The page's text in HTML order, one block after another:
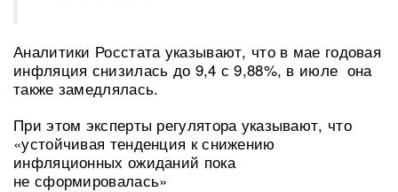
Аналитики Росстата указывают, что в мае годовая
инфляция снизилась до 9,4 с 9,88%, в июле она
также замедлялась.
При этом эксперты регулятора указывают, что
«устойчивая тенденция к снижению
инфляционных ожиданий пока
не сформировалась»